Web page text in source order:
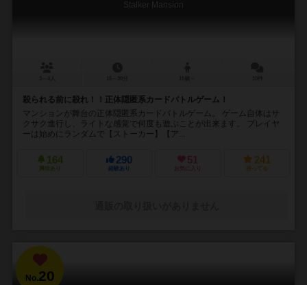
Stalker Mansion
殺られる前に殺れ！！正体隠匿系カードバトルゲーム！
マンションが舞台の正体隠匿系カードバトルゲーム。 ゲーム自体はサ
クサク進行し、ライトな感覚で何度も遊ぶことが出来ます。 プレイヤ
ーは始めにランダムで【ストーカー】【ア...
164
興味あり
290
経験あり
51
お気に入り
241
持ってる
No.20